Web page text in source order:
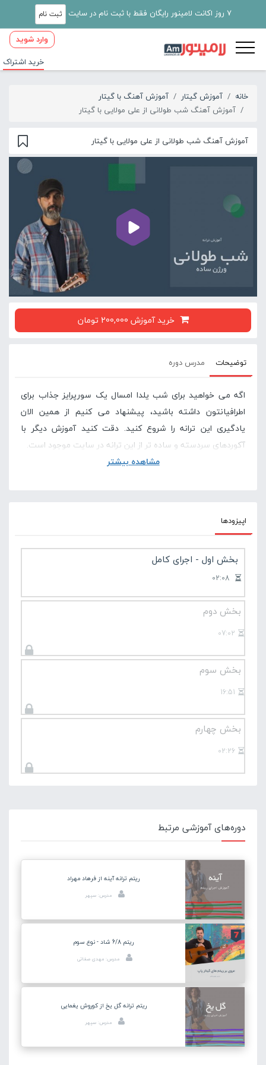
7 روز اکانت لامینور رایگان فقط با ثبت نام در سایت ثبت نام
وارد شوید
خرید اشتراک
خانه آموزش گیتار
آموزش آهنگ با گیتار
آموزش آهنگ شب طولانی از علی مولایی با گیتار
آموزش آهنگ شب طولانی از علی مولایی با گیتار
00:00
خرید آموزش 200,000 تومان
توضیحات مدرس دوره
اگه می خواهید برای شب یلدا امسال یک سورپرایز جذاب برای
اطرافیانتون داشته باشید، پیشنهاد می کنیم از همین الان
یادگیری این ترانه را شروع کنید. دقت کنید آموزش دیگر با
آکوردهای سردسته و ساده تر از این ترانه در سایت موجود است.
مشاهده بیشتر
اپیزودها
بخش اول - اجرای کامل
بخش دوم
07:02
بخش سوم
16:51
بخش چهارم
02:26
دوره‌های آموزشی مرتبط
ریتم ترانه آینه از فرهاد مهراد
مدرس: سپهر
ریتم 6/8 شاد - نوع سوم
مدرس: مهدی صفاتی
ریتم ترانه گل یخ از کوروش یغمایی
مدرس: سپهر